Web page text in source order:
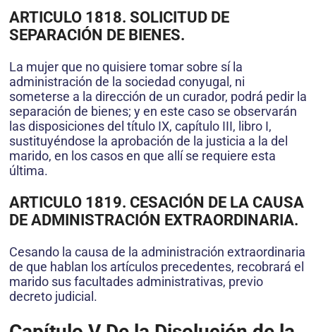
ARTICULO 1818. SOLICITUD DE
SEPARACIÓN DE BIENES.
La mujer que no quisiere tomar sobre sí la
administración de la sociedad conyugal, ni
someterse a la dirección de un curador, podrá pedir la
separación de bienes; y en este caso se observarán
las disposiciones del título IX, capítulo III, libro I,
sustituyéndose la aprobación de la justicia a la del
marido, en los casos en que allí se requiere esta
última.
ARTICULO 1819. CESACIÓN DE LA CAUSA
DE ADMINISTRACIÓN EXTRAORDINARIA.
Cesando la causa de la administración extraordinaria
de que hablan los artículos precedentes, recobrará el
marido sus facultades administrativas, previo
decreto judicial.